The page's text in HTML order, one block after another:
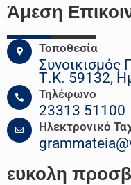
Άμεση
Τοποθεσία
Συνοικισμός
Τ.Κ. 59132,
Τηλέφωνο
23313 51100
Ηλεκτρονικό
ευκολη